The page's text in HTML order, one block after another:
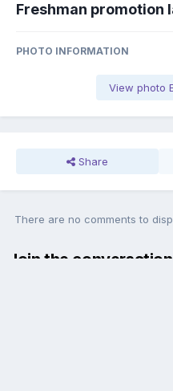
Freshman promotion
PHOTO INFORMATION
View photo
Share
There are no comments to
Join the conversation